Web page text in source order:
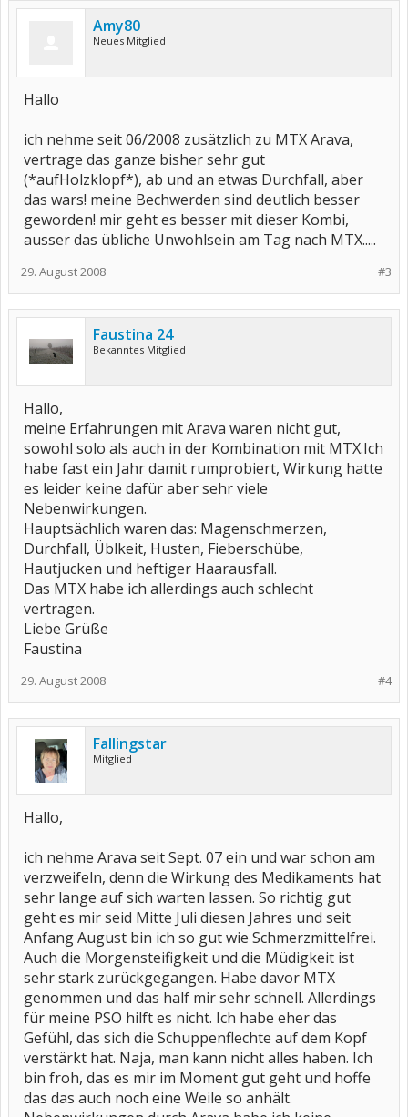
Amy80
Neues Mitglied
Hallo
ich nehme seit 06/2008 zusätzlich zu MTX Arava,
vertrage das ganze bisher sehr gut
(*aufHolzklopf*), ab und an etwas Durchfall, aber
das wars! meine Bechwerden sind deutlich besser
geworden! mir geht es besser mit dieser Kombi,
ausser das übliche Unwohlsein am Tag nach MTX.....
#3
29. August 2008
Faustina 24
Bekanntes Mitglied
Hallo,
meine Erfahrungen mit Arava waren nicht gut,
sowohl solo als auch in der Kombination mit MTX.Ich
habe fast ein Jahr damit rumprobiert, Wirkung hatte
es leider keine dafür aber sehr viele
Nebenwirkungen.
Hauptsächlich waren das: Magenschmerzen,
Durchfall, Üblkeit, Husten, Fieberschübe,
Hautjucken und heftiger Haarausfall.
Das MTX habe ich allerdings auch schlecht
vertragen.
Liebe Grüße
Faustina
#4
29. August 2008
Fallingstar
Mitglied
Hallo,
ich nehme Arava seit Sept. 07 ein und war schon am
verzweifeln, denn die Wirkung des Medikaments hat
sehr lange auf sich warten lassen. So richtig gut
geht es mir seid Mitte Juli diesen Jahres und seit
Anfang August bin ich so gut wie Schmerzmittelfrei.
Auch die Morgensteifigkeit und die Müdigkeit ist
sehr stark zurückgegangen. Habe davor MTX
genommen und das half mir sehr schnell. Allerdings
für meine PSO hilft es nicht. Ich habe eher das
Gefühl, das sich die Schuppenflechte auf dem Kopf
verstärkt hat. Naja, man kann nicht alles haben. Ich
bin froh, das es mir im Moment gut geht und hoffe
das das auch noch eine Weile so anhält.